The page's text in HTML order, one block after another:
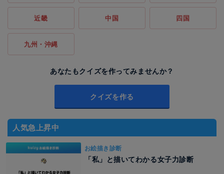
近畿 中国 四国
九州・沖縄
あなたもクイズを作ってみませんか？
クイズを作る
人気急上昇中
お絵描き診断
「私」と描いてわかる女子力診断